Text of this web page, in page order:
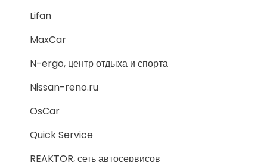
Lifan
MaxCar
N-ergo, центр отдыха и спорта
Nissan-reno.ru
OsCar
Quick Service
REAKTOR, сеть автосервисов